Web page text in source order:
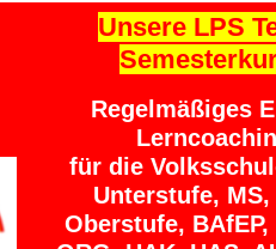
Unsere LPS
Regelmäßiges
für die
Unterstufe, MS,
Oberstufe, BAfEP,